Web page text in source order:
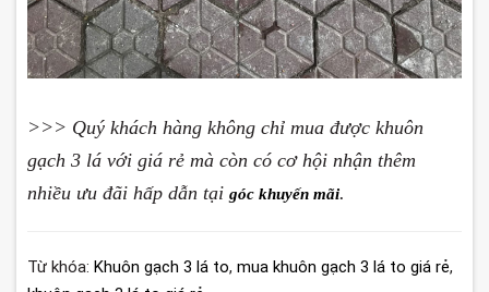
>>> Quý khách hàng không chỉ mua được khuôn
gạch 3 lá với giá rẻ mà còn có cơ hội nhận thêm
nhiều ưu đãi hấp dẫn tại góc khuyến mãi.
Từ khóa: Khuôn gạch 3 lá to, mua khuôn gạch 3 lá to giá rẻ,